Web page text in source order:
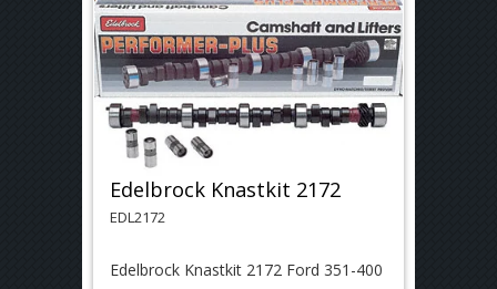
Edelbrock Knastkit 2172
EDL2172
Edelbrock Knastkit 2172 Ford 351-400